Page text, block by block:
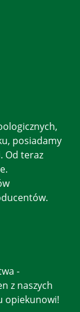
posiadamy
Od teraz
-
z naszych
opiekunowi!